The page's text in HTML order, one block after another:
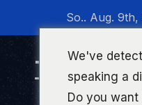
wechseln
So.. Aug. 9th,
Timeline
Infonetzwerk
We've
speaking a
Do you